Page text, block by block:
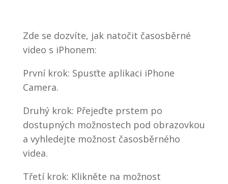
Zde se dozvíte, jak natočit časosběrné
video s iPhonem:
První krok: Spusťte aplikaci iPhone
Camera.
Druhý krok: Přejeďte prstem po
dostupných možnostech pod obrazovkou
a vyhledejte možnost časosběrného
videa.
Třetí krok: Klikněte na možnost